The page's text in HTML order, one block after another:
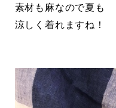
素材も麻なので夏も
涼しく着れますね！